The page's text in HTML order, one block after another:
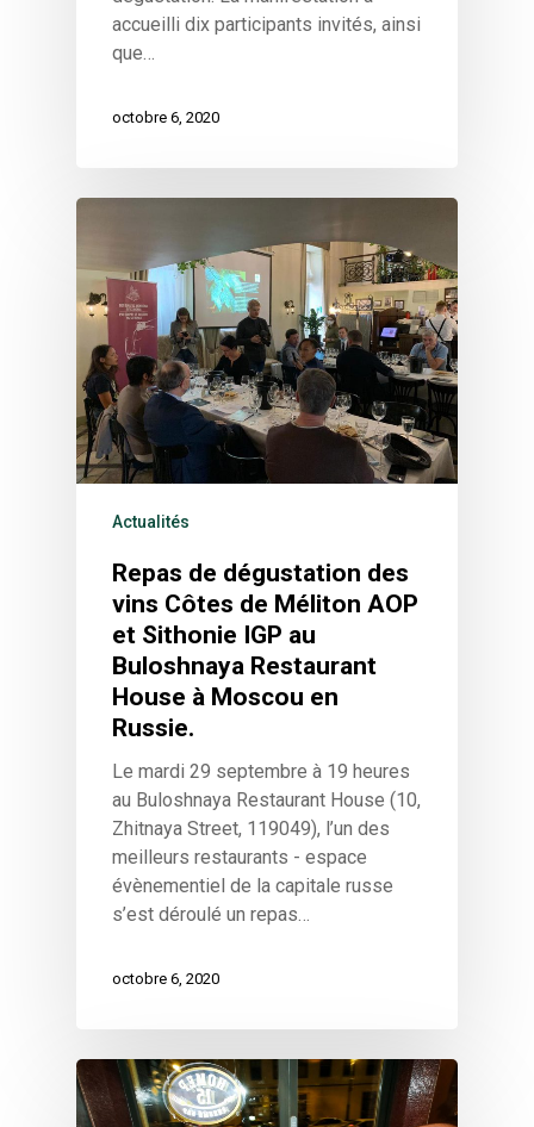
accueilli dix participants invités, ainsi
que…
octobre 6, 2020
Actualités
Repas de dégustation des
vins Côtes de Méliton AOP
et Sithonie IGP au
Buloshnaya Restaurant
House à Moscou en
Russie.
Le mardi 29 septembre à 19 heures
au Buloshnaya Restaurant House (10,
Zhitnaya Street, 119049), l’un des
meilleurs restaurants - espace
évènementiel de la capitale russe
s’est déroulé un repas…
octobre 6, 2020
HOME
VITICULTURE
de vin
Les vignobles de la
Viticulture
AOP Côtes de Méliton
Indications
GALLERY
ACTUALITÉS
CONTACT
Wow look at this!
This is an optional, highly
customizable off canvas
2500 Castle Dr
Manhattan, NY
T:+216 (0)40 3629 4753